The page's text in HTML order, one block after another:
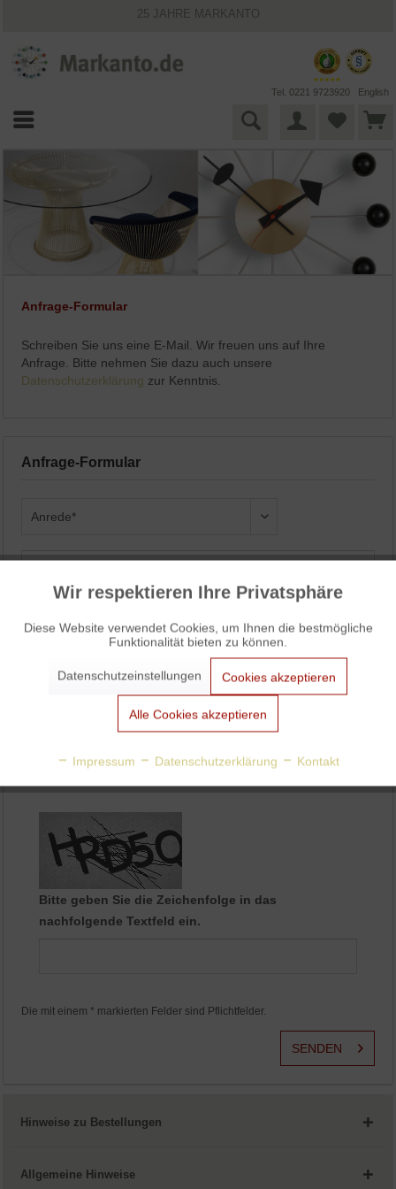
25 JAHRE MARKANTO
VIELFÄLTIGE ZAHLUNGSMÖGLICHKEITEN
Tel. 0221 9723920 English
Anfrage-Formular
Schreiben Sie uns eine E-Mail. Wir freuen uns auf Ihre
Anfrage. Bitte nehmen Sie dazu auch unsere
Datenschutzerklärung zur Kenntnis.
Anfrage-Formular
Bitte geben Sie die Zeichenfolge in das
nachfolgende Textfeld ein.
Die mit einem * markierten Felder sind Pflichtfelder.
SENDEN
Hinweise zu Bestellungen
Allgemeine Hinweise
Funktionale Aktiv
Aktiv
Aktiv
Personalisierung
Wir respektieren Ihre Privatsphäre
Diese Website verwendet Cookies, um Ihnen die bestmögliche
Funktionalität bieten zu können.
Datenschutzeinstellungen Cookies akzeptieren
Alle Cookies akzeptieren
Impressum Datenschutzerklärung Kontakt